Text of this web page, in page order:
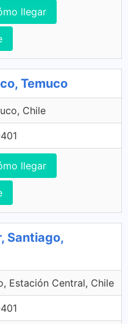
llegar
Temuco
Chile
llegar
Santiago,
Estación Central, Chile